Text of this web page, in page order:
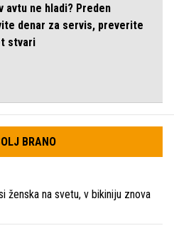
avtu ne hladi? Preden
denar za servis, preverite
stvari
BRANO
ženska na svetu, v bikiniju znova